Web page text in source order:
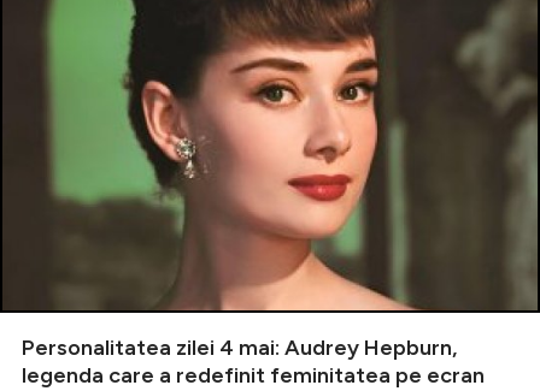
Personalitatea zilei 4 mai: Audrey Hepburn,
legenda care a redefinit feminitatea pe ecran